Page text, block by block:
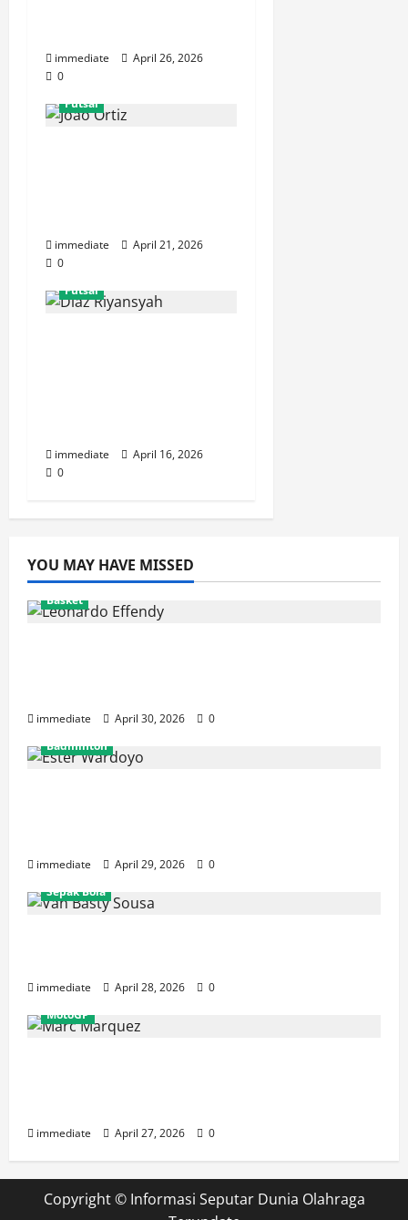
immediate
April 26, 2026
0
Futsal
immediate
April 21, 2026
0
Futsal
immediate
April 16, 2026
0
YOU MAY HAVE MISSED
Basket
immediate April 30, 2026
0
Badminton
immediate April 29, 2026
0
Sepak Bola
immediate April 28, 2026
0
MotoGP
immediate April 27, 2026 0
Copyright © Informasi Seputar Dunia Olahraga